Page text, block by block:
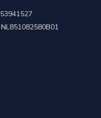
53941527
NL851082580B01